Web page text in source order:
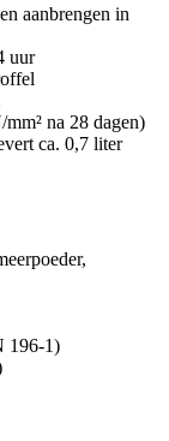
aanbrengen in
uur
na 28 dagen)
ca. 0,7 liter
196-1)